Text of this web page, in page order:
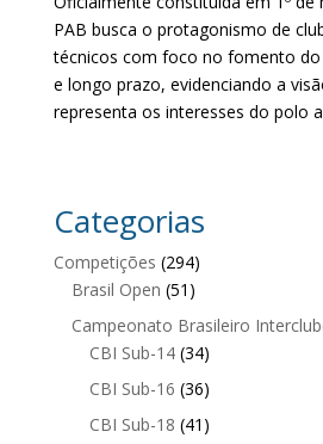
PAB busca o protagonismo de
técnicos com foco no fomento
e longo prazo, evidenciando a
representa os interesses do polo
Categorias
Competições (294)
Brasil Open (51)
Campeonato Brasileiro
CBI Sub-14(34)
CBI Sub-16 (36)
CBI Sub-18 (41)